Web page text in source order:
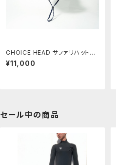
CHOICE HEAD サファリハットタ
イプ 2カラー 日焼け防止 頭を
守る PROTECTION
¥11,000
セール中の商品